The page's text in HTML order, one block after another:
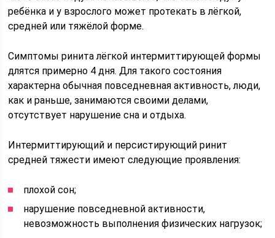
ребёнка и у взрослого может протекать в лёгкой,
средней или тяжёлой форме.
Симптомы ринита лёгкой интермиттирующей формы
длятся примерно 4 дня. Для такого состояния
характерна обычная повседневная активность, люди,
как и раньше, занимаются своими делами,
отсутствует нарушение сна и отдыха.
Интермиттирующий и персистирующий ринит
средней тяжести имеют следующие проявления:
плохой сон;
нарушение повседневной активности,
невозможность выполнения физических нагрузок;